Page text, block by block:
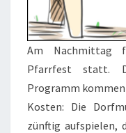
Am Nachmittag
Pfarrfest statt.
Programm
Kosten: Die
zünftig aufspielen,